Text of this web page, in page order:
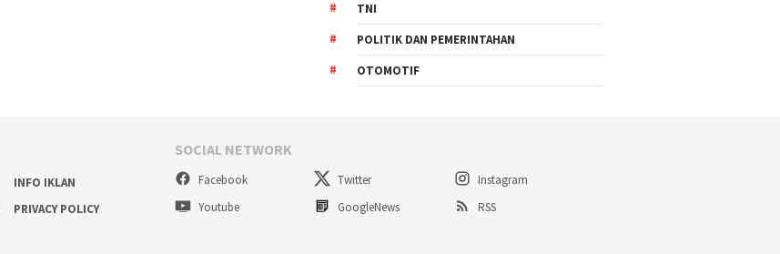
TNI
POLITIK DAN PEMERINTAHAN
OTOMOTIF
INFO IKLAN
PRIVACY POLICY
SOCIAL NETWORK
Facebook Twitter
Instagram
Youtube
GoogleNews RSS